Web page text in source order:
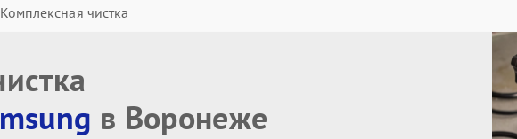
Комплексная чистка
в Воронеже